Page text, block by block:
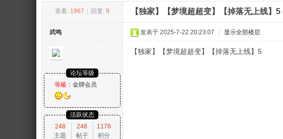
坛
查看: 1967 回复: 9 【独家】【梦境超超变】【掉落无上线】5
武鸣
论坛等级
等級： 金牌会员
活跃状态
248
主题
248
帖子
1178
积分
发表于 2025-7-22 20:23:07 显示全部楼层
【独家】【梦境超超变】【掉落无上线】5